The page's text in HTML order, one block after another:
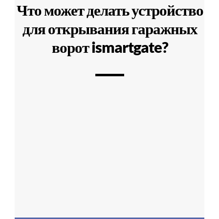
Что может делать устройство
для открывания гаражных
ворот ismartgate?